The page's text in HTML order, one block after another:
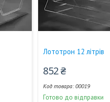
Лототрон 12 літрів
852 ₴
00019
Готово до відправки